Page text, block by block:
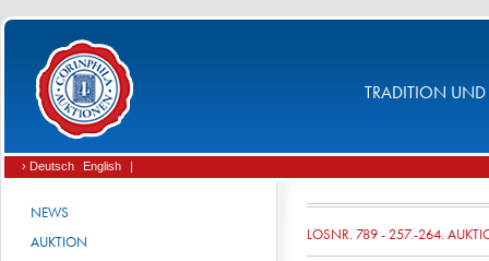
TRADITION UND
› Deutsch English |
NEWS
AUKTION
LOSNR. 789 - 257.-264.